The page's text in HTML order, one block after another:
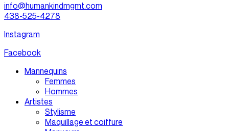
info@humankindmgmt.com
438-525-4278
Instagram
Facebook
Mannequins
Femmes
Hommes
Artistes
Stylisme
Maquillage et coiffure